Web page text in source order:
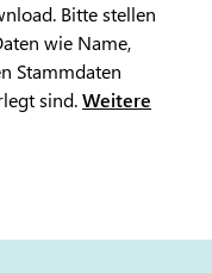
Bitte stellen
wie Name,
Stammdaten
sind.Weitere